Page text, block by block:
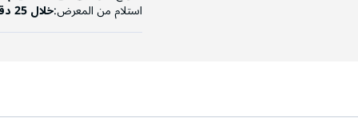
متوقع التوصيل:من 1 - 3 أيام
استلام من المعرض:خلال 25 دقيقة